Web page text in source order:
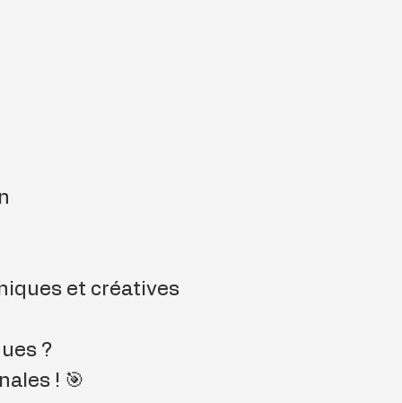
et créatives
?
! 🎯